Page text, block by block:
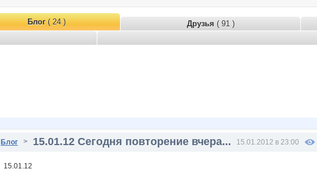
Блог( 24 ) Друзья ( 91 )
Блог > 15.01.12 Сегодня повторение вчера... 15.01.2012 в 23:00
15.01.12